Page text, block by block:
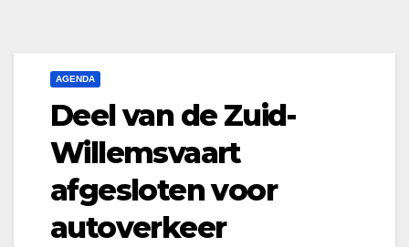
AGENDA
Deel van de Zuid-
Willemsvaart
afgesloten voor
autoverkeer